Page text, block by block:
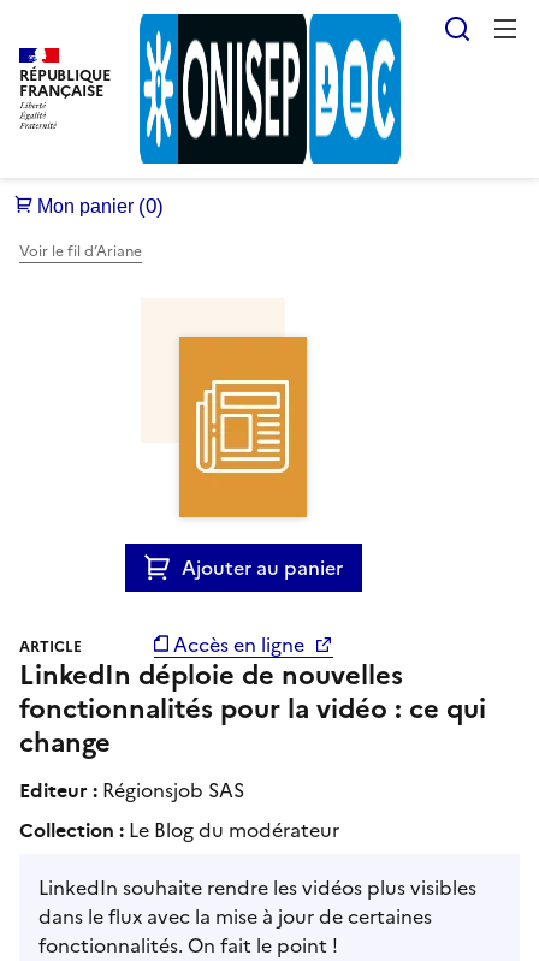
RÉPUBLIQUE
FRANÇAISE
Voir le fil d’Ariane
Ajouter au panier
Accès en ligne
ARTICLE
LinkedIn déploie de nouvelles
fonctionnalités pour la vidéo : ce qui
change
Editeur : Régionsjob SAS
Collection : Le Blog du modérateur
LinkedIn souhaite rendre les vidéos plus visibles
dans le flux avec la mise à jour de certaines
fonctionnalités. On fait le point !